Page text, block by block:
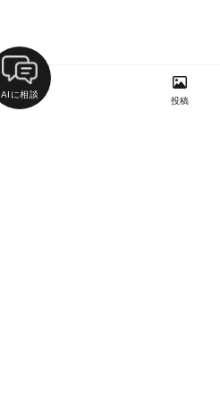
AIに相談
投稿